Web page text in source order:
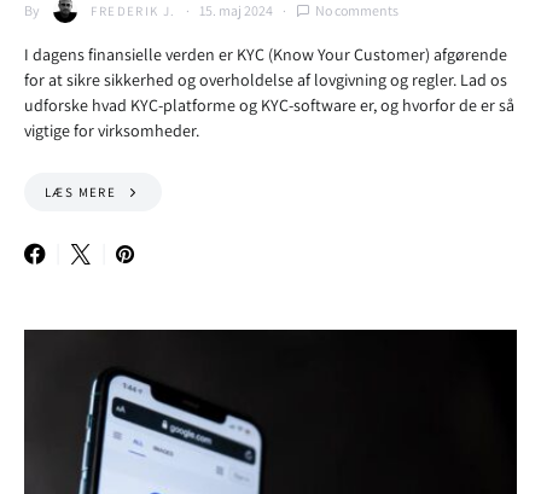
By FREDERIK J. 15. maj 2024 No comments
I dagens finansielle verden er KYC (Know Your Customer) afgørende
for at sikre sikkerhed og overholdelse af lovgivning og regler. Lad os
udforske hvad KYC-platforme og KYC-software er, og hvorfor de er så
vigtige for virksomheder.
LÆS MERE